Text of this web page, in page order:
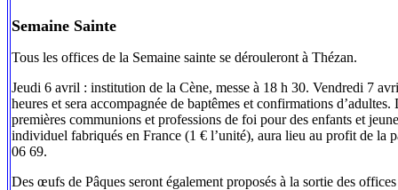
Semaine Sainte
Tous les offices de la Semaine sainte se dérouleront à Thézan.
Jeudi 6 avril : institution de la Cène, messe à 18 h 30. Vendredi 7
heures et sera accompagnée de baptêmes et confirmations
premières communions et professions de foi pour des enfants et
individuel fabriqués en France (1 € l’unité), aura lieu au profit de la
06 69.
Des œufs de Pâques seront également proposés à la sortie des